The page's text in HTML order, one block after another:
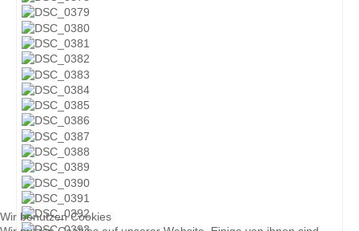
Wir benutzen Cookies